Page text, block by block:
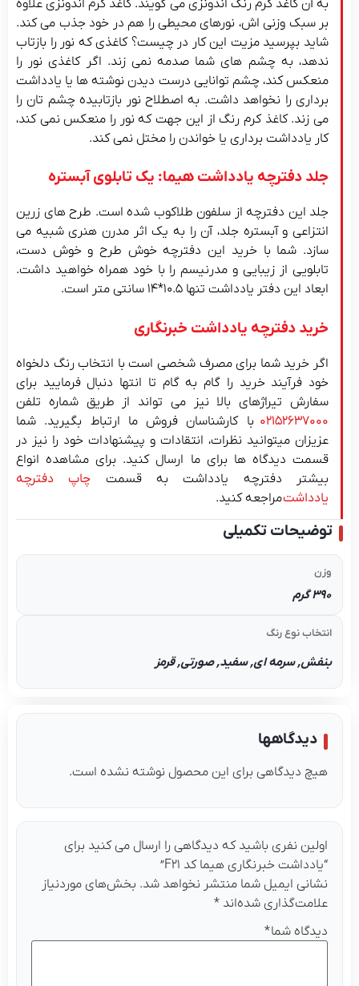
به آن کاغذ کرم رنگ اندونزی می گویند. کاغذ کرم اندونزی علاوه
بر سبک وزنی اش، نورهای محیطی را هم در خود جذب می کند.
شاید بپرسید مزیت این کار در چیست؟ کاغذی که نور را بازتاب
ندهد، به چشم های شما صدمه نمی زند. اگر کاغذی نور را
منعکس کند، چشم توانایی درست دیدن نوشته ها یا یادداشت
برداری را نخواهد داشت. به اصطلاح نور بازتابیده چشم تان را
می زند. کاغذ کرم رنگ از این جهت که نور را منعکس نمی کند،
کار یادداشت برداری یا خواندن را مختل نمی کند.
جلد دفترچه یادداشت هیما: یک تابلوی آبستره
جلد این دفترچه از سلفون طلاکوب شده است. طرح های زرین
انتزاعی و آبستره جلد، آن را به یک اثر مدرن هنری شبیه می
سازد. شما با خرید این دفترچه خوش طرح و خوش دست،
تابلویی از زیبایی و مدرنیسم را با خود همراه خواهید داشت.
ابعاد این دفتر یادداشت تنها ۱۰.۵*۱۴ سانتی متر است.
خرید دفترچه یادداشت خبرنگاری
اگر خرید شما برای مصرف شخصی است با انتخاب رنگ دلخواه
خود فرآیند خرید را گام به گام تا انتها دنبال فرمایید برای
سفارش تیراژهای بالا نیز می تواند از طریق شماره تلفن
۰۲۱۵۲۶۳۷۰۰۰ با کارشناسان فروش ما ارتباط بگیرید. شما
عزیزان میتوانید نظرات، انتقادات و پیشنهادات خود را نیز در
قسمت دیدگاه ها برای ما ارسال کنید. برای مشاهده انواع
بیشتر دفترچه یادداشت به قسمت
چاپ دفترچه
یادداشتمراجعه کنید.
توضیحات تکمیلی
وزن
390 گرم
انتخاب نوع رنگ
بنفش, سرمه ای, سفید, صورتی, قرمز
دیدگاهها
هیچ دیدگاهی برای این محصول نوشته نشده است.
اولین نفری باشید که دیدگاهی را ارسال می کنید برای
“یادداشت خبرنگاری هیما کد F۲۱”
نشانی ایمیل شما منتشر نخواهد شد. بخش‌های موردنیاز
علامت‌گذاری شده‌اند*
دیدگاه شما*